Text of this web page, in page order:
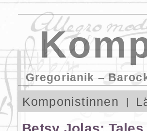
Gregorianik –
Komponistinnen